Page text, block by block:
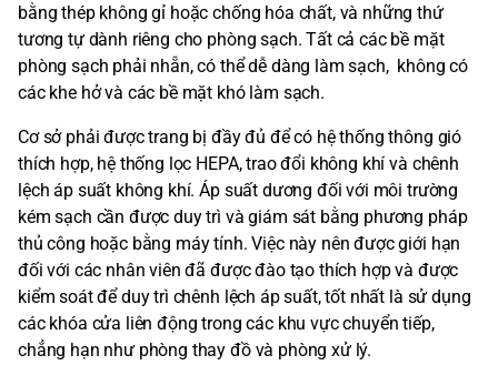
bằng thép không gỉ hoặc chống hóa chất, và những thứ
tương tự dành riêng cho phòng sạch. Tất cả các bề mặt
phòng sạch phải nhẵn, có thể dễ dàng làm sạch, không có
các khe hở và các bề mặt khó làm sạch.
Cơ sở phải được trang bị đầy đủ để có hệ thống thông gió
thích hợp, hệ thống lọc HEPA, trao đổi không khí và chênh
lệch áp suất không khí. Áp suất dương đối với môi trường
kém sạch cần được duy trì và giám sát bằng phương pháp
thủ công hoặc bằng máy tính. Việc này nên được giới hạn
đối với các nhân viên đã được đào tạo thích hợp và được
kiểm soát để duy trì chênh lệch áp suất, tốt nhất là sử dụng
các khóa cửa liên động trong các khu vực chuyển tiếp,
chẳng hạn như phòng thay đồ và phòng xử lý.